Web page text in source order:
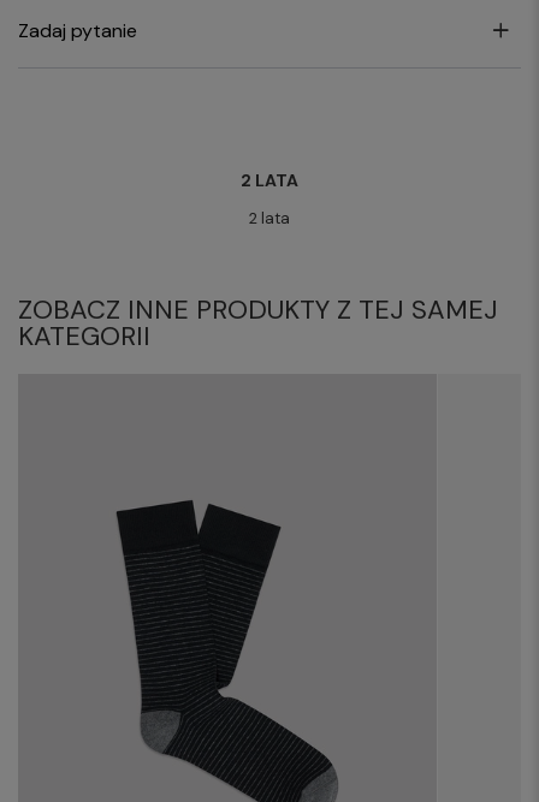
Zadaj pytanie
2 LATA
2 lata
ZOBACZ INNE PRODUKTY Z TEJ SAMEJ
KATEGORII